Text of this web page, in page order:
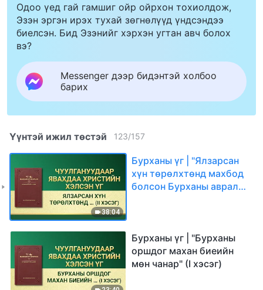
Одоо үед гай гамшиг ойр ойрхон тохиолдож,
Эзэн эргэн ирэх тухай зөгнөлүүд үндсэндээ
биелсэн. Бид Эзэнийг хэрхэн угтан авч болох
вэ?
Messenger дээр бидэнтэй холбоо
барих
Үүнтэй ижил төстэй 123/157
38:04
Бурханы үг | "Ялзарсан
хүн төрөлхтөнд махбод
болсон Бурханы аврал
Бурханы үг | "Бурханы
оршдог махан биеийн
мөн чанар" (I хэсэг)